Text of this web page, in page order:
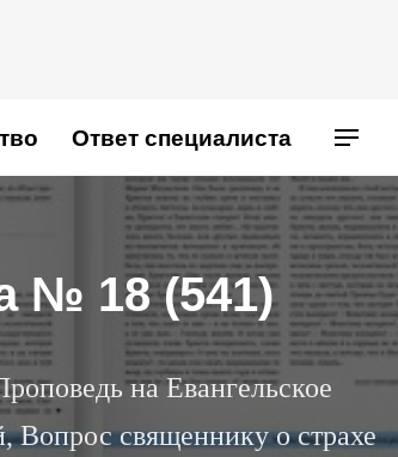
Ответ специалиста
№ 18 (541)
на Евангельское
священнику о страхе